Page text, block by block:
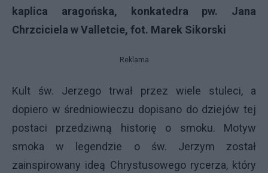
kaplica aragońska, konkatedra pw. Jana
Chrzciciela w Valletcie, fot. Marek Sikorski
Reklama
Kult św. Jerzego trwał przez wiele stuleci, a
dopiero w średniowieczu dopisano do dziejów tej
postaci przedziwną historię o smoku. Motyw
smoka w legendzie o św. Jerzym został
zainspirowany ideą Chrystusowego rycerza, który